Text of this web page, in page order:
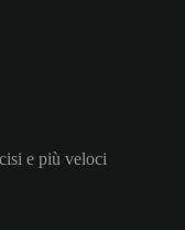
e più veloci